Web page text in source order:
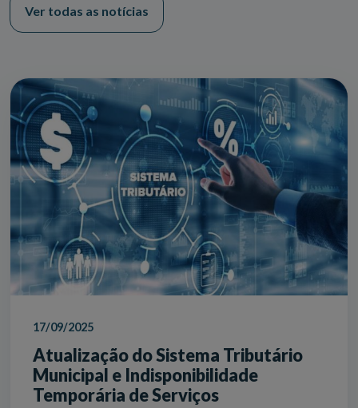
Ver todas as notícias
17/09/2025
Atualização do Sistema Tributário
Municipal e Indisponibilidade
Temporária de Serviços